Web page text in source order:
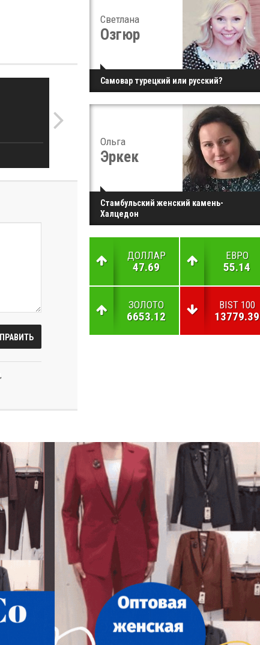
Светлана
Озгюр
Самовар турецкий или русский?
Ольга
Эркек
Стамбульский женский камень-
Халцедон
ДОЛЛАР
47.69
ЕВРО
55.14
ЗОЛОТО
6653.12
BIST 100
13779.39